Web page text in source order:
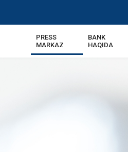
PRESS
MARKAZ
BANK
HAQIDA